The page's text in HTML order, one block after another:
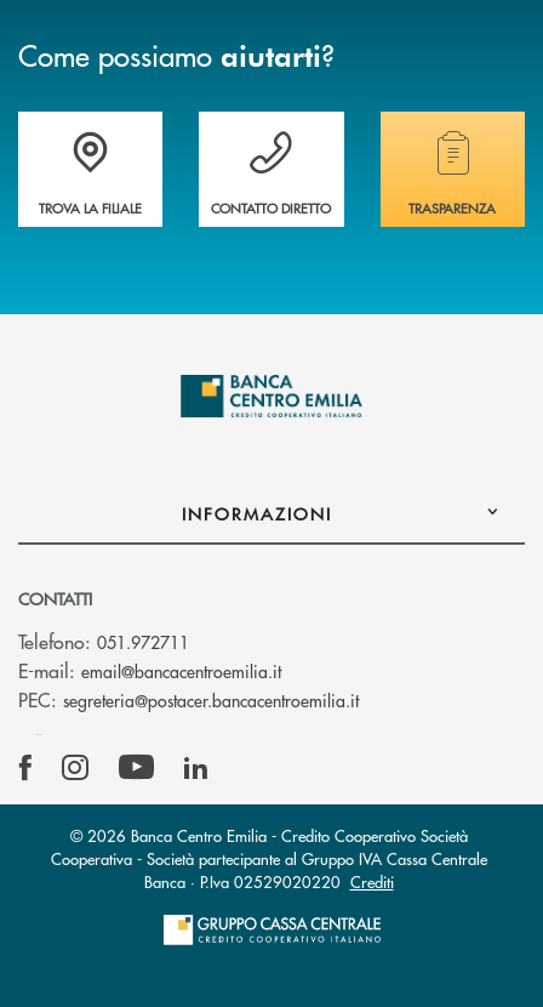
Come possiamo aiutarti?
Accedi all' elenco completo delle filiali
TROVA LA FILIALE
Vuoi avere maggiori informazioni sulla
CONTATTO DIRETTO
Hai bisogno di
TRASPARENZA
INFORMAZIONI
CONTATTI
Telefono: 051.972711
E-mail: email@bancacentroemilia.it(si apre l’app di posta
PEC: segreteria@postacer.bancacentroemilia.it(si apre l’app di
© 2026 Banca Centro Emilia - Credito Cooperativo Società
Cooperativa - Società partecipante al Gruppo IVA Cassa Centrale
Banca · P.Iva 02529020220 Crediti